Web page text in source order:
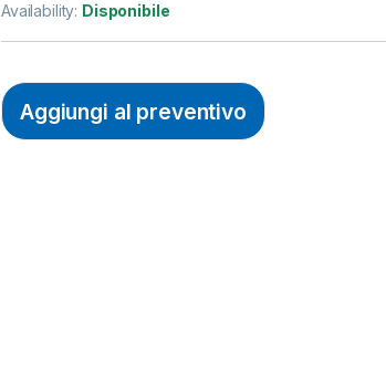
Availability: Disponibile
Aggiungi al preventivo